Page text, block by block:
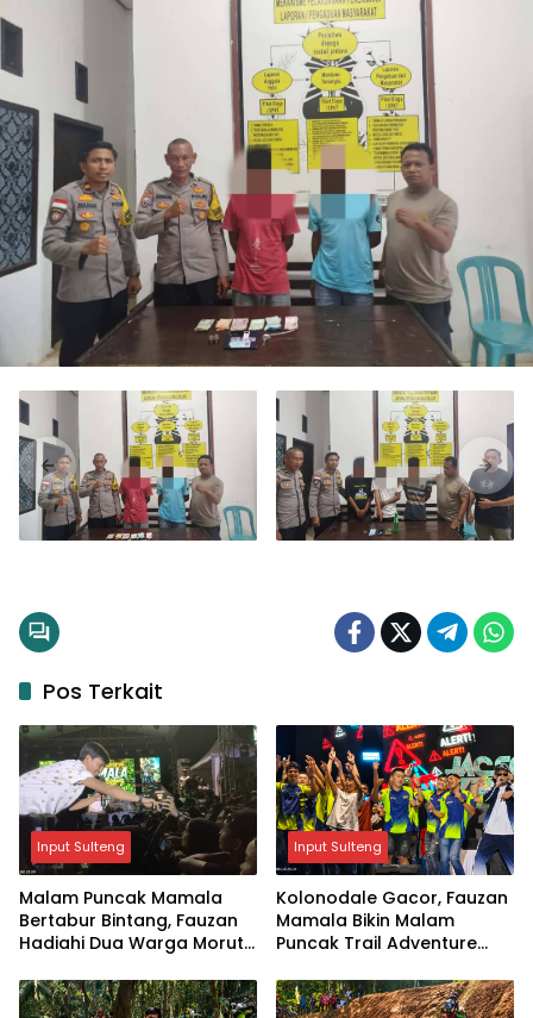
Pos Terkait
Input Sulteng
Malam Puncak Mamala
Bertabur Bintang, Fauzan
Hadiahi Dua Warga Morut
Input Sulteng
Kolonodale Gacor, Fauzan
Mamala Bikin Malam
Puncak Trail Adventure